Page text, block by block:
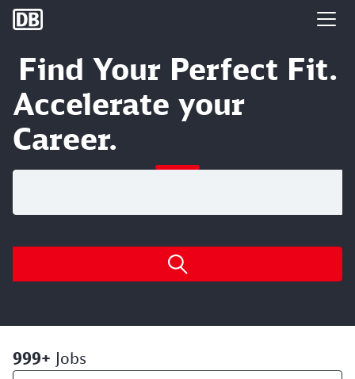
DB Group
Find Your Perfect Fit.
Accelerate your
Career.
Search for open positions
999+ Jobs